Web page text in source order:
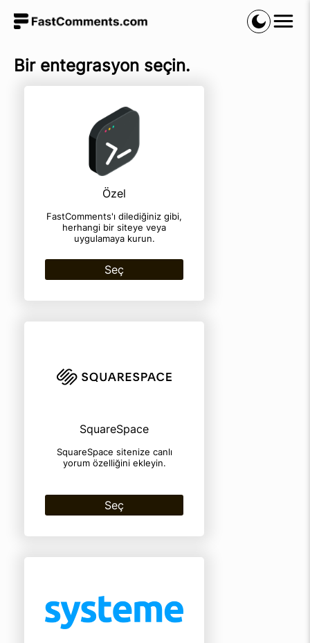
Bir entegrasyon seçin.
Özel
FastComments'ı dilediğiniz gibi,
herhangi bir siteye veya
uygulamaya kurun.
Seç
SquareSpace
SquareSpace sitenize canlı
yorum özelliğini ekleyin.
Seç